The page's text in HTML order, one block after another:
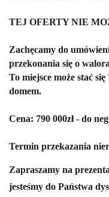
TEJ OFERTY NIE
Zachęcamy do
przekonania się o
To miejsce może stać
domem.
Cena: 790 000zł - do
Termin przekazania
Zapraszamy na
jesteśmy do Państwa